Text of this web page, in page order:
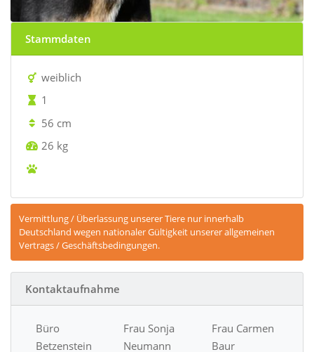
Stammdaten
weiblich
1
56 cm
26 kg
Vermittlung / Überlassung unserer Tiere nur innerhalb
Deutschland wegen nationaler Gültigkeit unserer allgemeinen
Vertrags / Geschäftsbedingungen.
Kontaktaufnahme
Büro
Betzenstein
Frau Sonja
Neumann
Frau Carmen
Baur